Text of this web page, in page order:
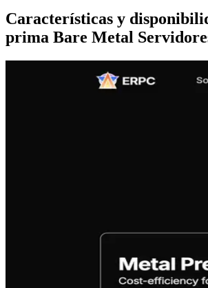
Características y
prima Bare Metal